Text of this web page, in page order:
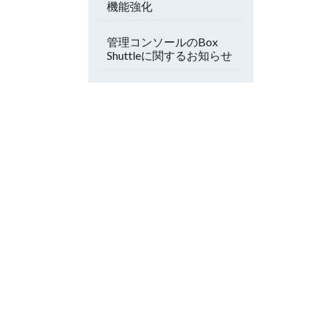
機能強化
管理コンソールのBox
Shuttleに関するお知らせ